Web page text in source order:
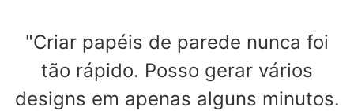
"Criar papéis de parede nunca foi
tão rápido. Posso gerar vários
designs em apenas alguns minutos.